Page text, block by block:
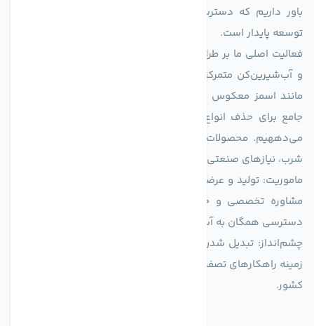
باور داریم که دسترسی به آب پاک، یک حق اساسی و زیربنای
توسعه پایدار است.
فعالیت اصلی ما بر طراحی و تولید سیستم‌های پیشرفته تصفیه آب
و آب‌شیرین‌کن متمرکز است. ما با بهره‌گیری از فناوری‌های نوین
جامع برای حذف انواع آلاینده‌ها، املاح و نمک از منابع آبی ارائه
می‌دههیم. محصولات ما برای مصارف متنوعی از جمله تأمین آب
شرب، نیازهای صنعتی و کشاورزی طراحی و بهینه‌سازی شده‌اند.
ماموریت: تولید و عرضه محصولاتی با بالاترین استاندارد کیفی، ارائه
مشاوره تخصصی و خدمات پس از فروش مطمئن برای تضمین
دسترسی همگان به آب پاک و سالم.
چشم‌انداز: تبدیل شدن به انتخاب اول صنایع و مصرف‌کنندگان در
زمینه راهکارهای تصفیه آب و ایفای نقشی کلیدی در حفظ منابع آبی
کشور.